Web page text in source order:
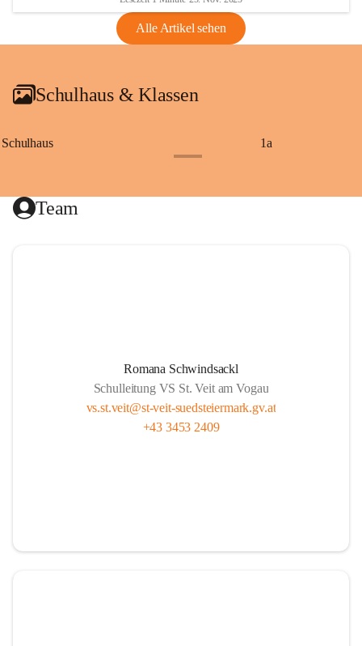
Alle Artikel sehen
Schulhaus & Klassen
Schulhaus 1a
Team
Romana Schwindsackl
Schulleitung VS St. Veit am Vogau
vs.st.veit@st-veit-suedsteiermark.gv.at
+43 3453 2409